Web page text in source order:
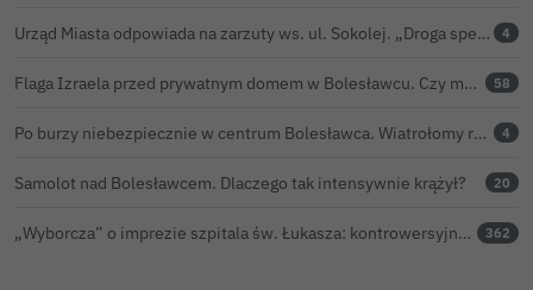
Urząd Miasta odpowiada na zarzuty ws. ul. Sokolej. „Droga spełnia wszystkie normy” 4
Flaga Izraela przed prywatnym domem w Bolesławcu. Czy można ją legalnie wywiesić? 58
Po burzy niebezpiecznie w centrum Bolesławca. Wiatrołomy runęły na podwórko 4
Samolot nad Bolesławcem. Dlaczego tak intensywnie krążył? 20
„Wyborcza” o imprezie szpitala św. Łukasza: kontrowersyjna gala dla pracowników 362